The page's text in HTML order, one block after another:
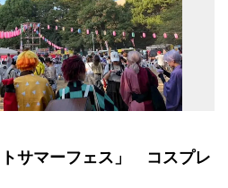
サマーフェス」 コスプレ